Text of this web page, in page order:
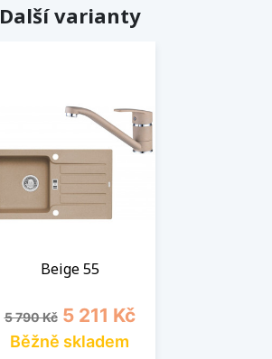
Další varianty
Beige 55
Běžná cena
5 790 Kč Cena
5 211 Kč
Běžně skladem